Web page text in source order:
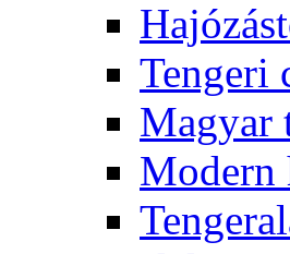
Tengeri
Magyar
Modern